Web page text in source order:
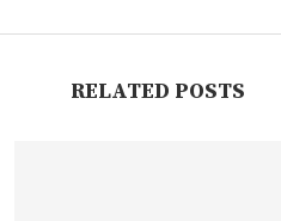
RELATED POSTS